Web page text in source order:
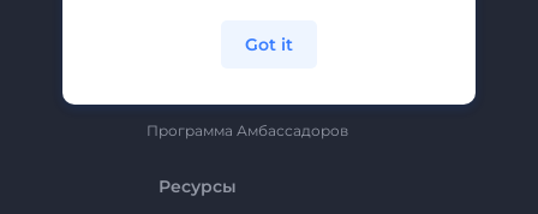
Программа Амбассадоров
Ресурсы
Got it